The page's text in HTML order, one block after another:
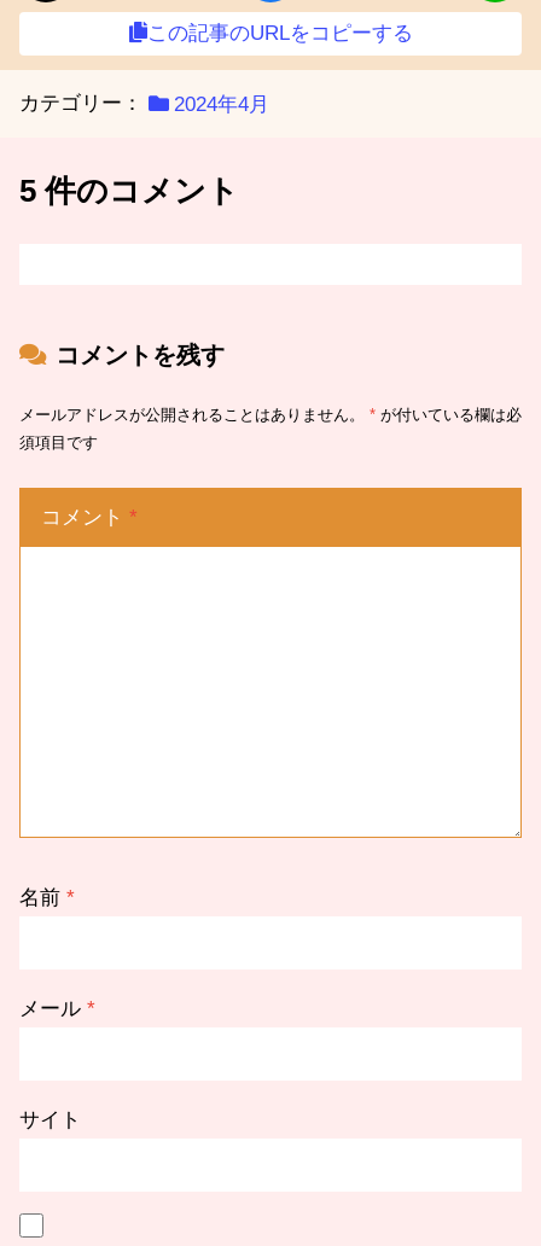
この記事のURLをコピーする
カテゴリー： 2024年4月
5 件のコメント
コメントを残す
メールアドレスが公開されることはありません。 * が付いている欄は必
須項目です
コメント *
名前 *
メール *
サイト